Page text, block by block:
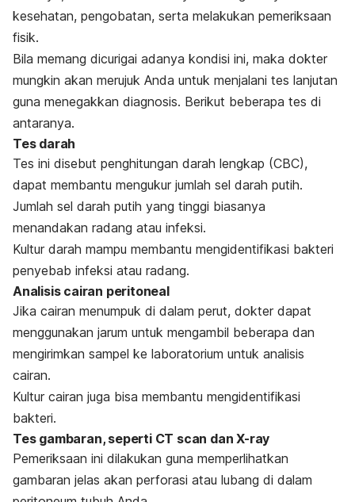
kesehatan, pengobatan, serta melakukan pemeriksaan
fisik.
Bila memang dicurigai adanya kondisi ini, maka dokter
mungkin akan merujuk Anda untuk menjalani tes lanjutan
guna menegakkan diagnosis. Berikut beberapa tes di
antaranya.
Tes darah
Tes ini disebut penghitungan darah lengkap (CBC),
dapat membantu mengukur jumlah sel darah putih.
Jumlah sel darah putih yang tinggi biasanya
menandakan radang atau infeksi.
Kultur darah mampu membantu mengidentifikasi bakteri
penyebab infeksi atau radang.
Analisis cairan peritoneal
Jika cairan menumpuk di dalam perut, dokter dapat
menggunakan jarum untuk mengambil beberapa dan
mengirimkan sampel ke laboratorium untuk analisis
cairan.
Kultur cairan juga bisa membantu mengidentifikasi
bakteri.
Tes gambaran, seperti CT scan dan X-ray
Pemeriksaan ini dilakukan guna memperlihatkan
gambaran jelas akan perforasi atau lubang di dalam